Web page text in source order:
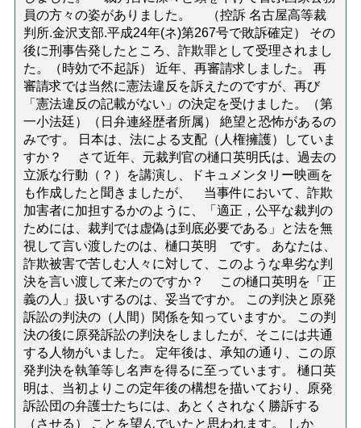
員の方々の姿がありました。 （控訴 名古屋高等裁
判所.金沢支部.平成24年(ネ)第267号で敗訴確定） その
後に刑事告発したところ、詐欺罪として受理されまし
た。（時効で不起訴） 近年、再審請求しました。 再
審請求では当然に憲法違反を訴えたのですが、再び
「憲法違反の記載がない」の決定を受けました。（第
一小法廷）（日弁連経歴者所属） 絶望と恐怖があるの
みです。 日本は、法による支配（人権擁護）していま
すか？ さて近年、元裁判官の樋口英明氏は、過去の
立派な行動（？）を講演し、ドキュメンタリー映画を
も作成したと聞きましたが、 当事件において、詐欺
加害者に加担するかのように、「適正，公平な裁判の
ためには、裁判では虚偽は到底必要である」と法を無
視して言い渡したのは、樋口英明 です。 あなたは、
詐欺被害で苦しむ人々に対して、このような卑劣な判
決を言い渡して来たのですか？ この樋口英明を「正
義の人」扱いするのは、妥当ですか。 この判決と原発
訴訟の判決の（人間）関係を知っていますか。 この判
決の後に原発訴訟の判決をしましたが、そこには共通
する人物がいました。 定年後は、承知の通り、この原
発判決を執筆等し名声を得るに至っています。 樋口英
明は、当初よりこの定年後の構想を描いており、原発
訴訟団の弁護士たちには、あとくされなく勝訴する
（させる） ことを望んでいたと思われます。 しか